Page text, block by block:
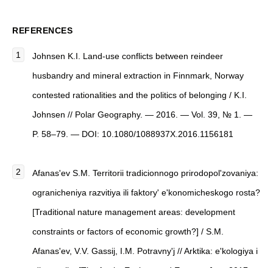
REFERENCES
Johnsen K.I. Land-use conflicts between reindeer
husbandry and mineral extraction in Finnmark, Norway
contested rationalities and the politics of belonging / K.I.
Johnsen // Polar Geography. — 2016. — Vol. 39, № 1. —
P. 58–79. — DOI: 10.1080/1088937X.2016.1156181
Afanas'ev S.M. Territorii tradicionnogo prirodopol'zovaniya:
ogranicheniya razvitiya ili faktory' e'konomicheskogo rosta?
[Traditional nature management areas: development
constraints or factors of economic growth?] / S.M.
Afanas'ev, V.V. Gassij, I.M. Potravny'j //Arktika: e'kologiya i